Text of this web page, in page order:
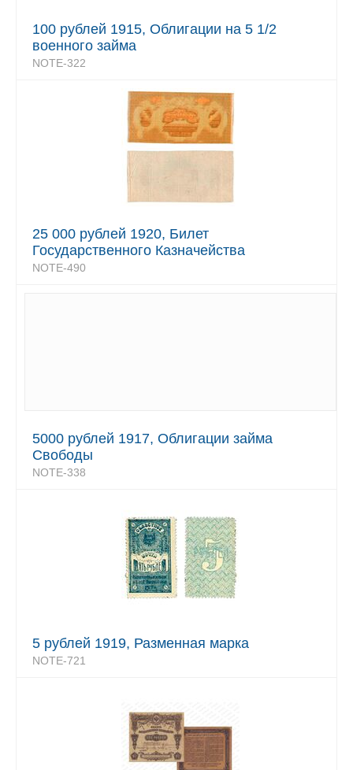
100 рублей 1915, Облигации на 5 1/2
военного займа
NOTE-322
25 000 рублей 1920, Билет
Государственного Казначейства
NOTE-490
5000 рублей 1917, Облигации займа
Свободы
NOTE-338
5 рублей 1919, Разменная марка
NOTE-721